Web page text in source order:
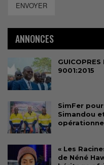
ENVOYER
ANNONCES
9001:2015
SimFer
Simandou
« Les
de Néné